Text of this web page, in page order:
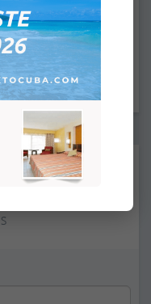
4:00PM
12:00PM